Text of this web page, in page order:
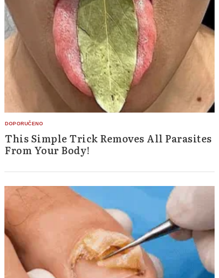
This Simple Trick Removes All Parasites
From Your Body!